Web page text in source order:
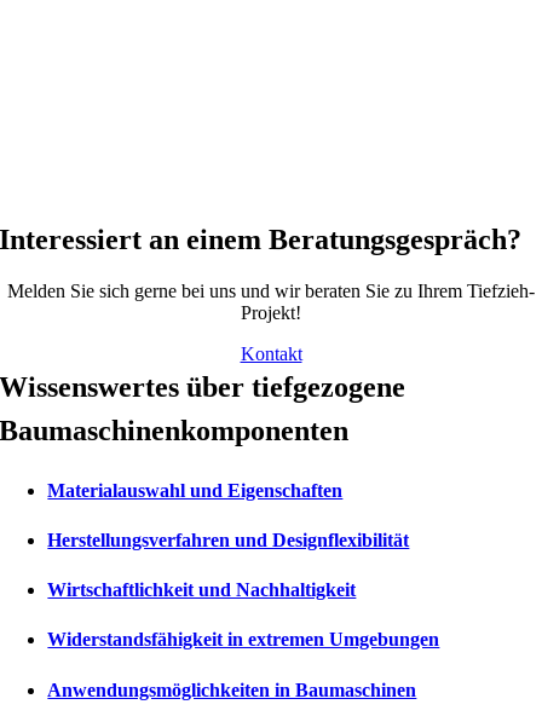
Interessiert an einem Beratungsgespräch?
Melden Sie sich gerne bei uns und wir beraten Sie zu Ihrem Tiefzieh-
Projekt!
Kontakt
Wissenswertes über tiefgezogene
Baumaschinenkomponenten
Materialauswahl und Eigenschaften
Herstellungsverfahren und Designflexibilität
Wirtschaftlichkeit und Nachhaltigkeit
Widerstandsfähigkeit in extremen Umgebungen
Anwendungsmöglichkeiten in Baumaschinen